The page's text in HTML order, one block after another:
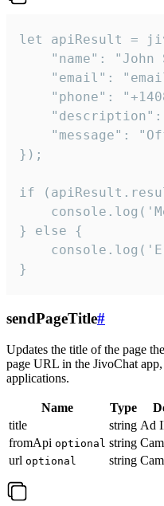
let apiResult =
"name": "John
"email":
"phone":
"message":
});
if
} else {
}
sendPageTitle#
Updates the title of the page
page URL in the JivoChat
applications.
Name Type
title
string Ad
fromApi optional string
url optional string